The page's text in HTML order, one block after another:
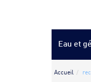
Eau et
Accueil